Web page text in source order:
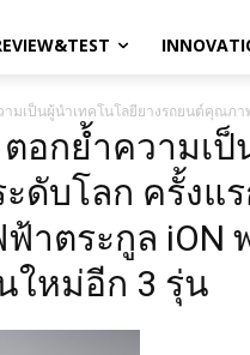
มเป็นผู้นำเทคโนโลยียางรถยนต์คุณภ
อกย้ำความเ
บโลก ครั้งแร
าตระกูล iON
ใหม่อีก 3 รุ่น